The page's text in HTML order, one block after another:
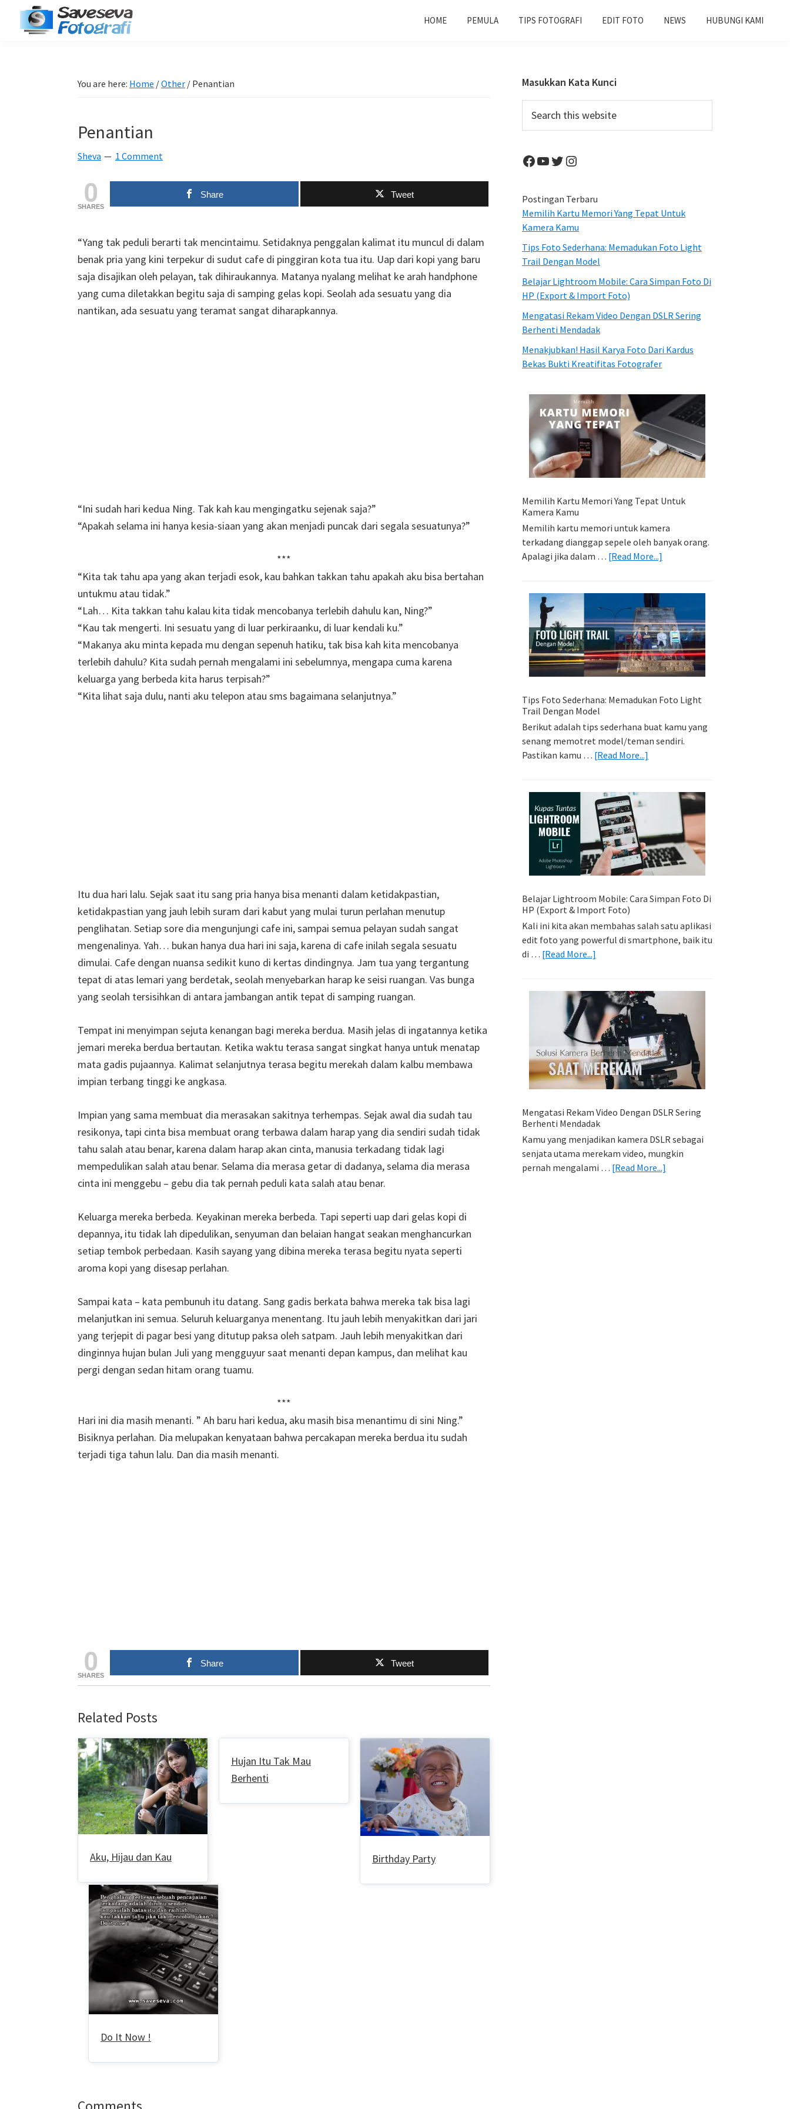
HOME PEMULA TIPS FOTOGRAFI EDIT FOTO NEWS HUBUNGI KAMI
You are here: Home /Other / Penantian
Penantian
Sheva 1 Comment
0
SHARES
Share Tweet
“Yang tak peduli berarti tak mencintaimu. Setidaknya penggalan kalimat itu muncul di dalam
benak pria yang kini terpekur di sudut cafe di pinggiran kota tua itu. Uap dari kopi yang baru
saja disajikan oleh pelayan, tak dihiraukannya. Matanya nyalang melihat ke arah handphone
yang cuma diletakkan begitu saja di samping gelas kopi. Seolah ada sesuatu yang dia
nantikan, ada sesuatu yang teramat sangat diharapkannya.
“Ini sudah hari kedua Ning. Tak kah kau mengingatku sejenak saja?”
“Apakah selama ini hanya kesia-siaan yang akan menjadi puncak dari segala sesuatunya?”
***
“Kita tak tahu apa yang akan terjadi esok, kau bahkan takkan tahu apakah aku bisa bertahan
untukmu atau tidak.”
“Lah… Kita takkan tahu kalau kita tidak mencobanya terlebih dahulu kan, Ning?”
“Kau tak mengerti. Ini sesuatu yang di luar perkiraanku, di luar kendali ku.”
“Makanya aku minta kepada mu dengan sepenuh hatiku, tak bisa kah kita mencobanya
terlebih dahulu? Kita sudah pernah mengalami ini sebelumnya, mengapa cuma karena
keluarga yang berbeda kita harus terpisah?”
“Kita lihat saja dulu, nanti aku telepon atau sms bagaimana selanjutnya.”
Itu dua hari lalu. Sejak saat itu sang pria hanya bisa menanti dalam ketidakpastian,
ketidakpastian yang jauh lebih suram dari kabut yang mulai turun perlahan menutup
penglihatan. Setiap sore dia mengunjungi cafe ini, sampai semua pelayan sudah sangat
mengenalinya. Yah… bukan hanya dua hari ini saja, karena di cafe inilah segala sesuatu
dimulai. Cafe dengan nuansa sedikit kuno di kertas dindingnya. Jam tua yang tergantung
tepat di atas lemari yang berdetak, seolah menyebarkan harap ke seisi ruangan. Vas bunga
yang seolah tersisihkan di antara jambangan antik tepat di samping ruangan.
Tempat ini menyimpan sejuta kenangan bagi mereka berdua. Masih jelas di ingatannya ketika
jemari mereka berdua bertautan. Ketika waktu terasa sangat singkat hanya untuk menatap
mata gadis pujaannya. Kalimat selanjutnya terasa begitu merekah dalam kalbu membawa
impian terbang tinggi ke angkasa.
Impian yang sama membuat dia merasakan sakitnya terhempas. Sejak awal dia sudah tau
resikonya, tapi cinta bisa membuat orang terbawa dalam harap yang dia sendiri sudah tidak
tahu salah atau benar, karena dalam harap akan cinta, manusia terkadang tidak lagi
mempedulikan salah atau benar. Selama dia merasa getar di dadanya, selama dia merasa
cinta ini menggebu – gebu dia tak pernah peduli kata salah atau benar.
Keluarga mereka berbeda. Keyakinan mereka berbeda. Tapi seperti uap dari gelas kopi di
depannya, itu tidak lah dipedulikan, senyuman dan belaian hangat seakan menghancurkan
setiap tembok perbedaan. Kasih sayang yang dibina mereka terasa begitu nyata seperti
aroma kopi yang disesap perlahan.
Sampai kata – kata pembunuh itu datang. Sang gadis berkata bahwa mereka tak bisa lagi
melanjutkan ini semua. Seluruh keluarganya menentang. Itu jauh lebih menyakitkan dari jari
yang terjepit di pagar besi yang ditutup paksa oleh satpam. Jauh lebih menyakitkan dari
dinginnya hujan bulan Juli yang mengguyur saat menanti depan kampus, dan melihat kau
pergi dengan sedan hitam orang tuamu.
***
Hari ini dia masih menanti. ” Ah baru hari kedua, aku masih bisa menantimu di sini Ning.”
Bisiknya perlahan. Dia melupakan kenyataan bahwa percakapan mereka berdua itu sudah
terjadi tiga tahun lalu. Dan dia masih menanti.
0
SHARES
Share Tweet
Related Posts
Aku, Hijau dan Kau
Hujan Itu Tak Mau
Berhenti
Birthday Party
Do It Now !
Primary
Sidebar
Masukkan Kata Kunci
this
Facebook
YouTube
Twitter
Instagram
Postingan Terbaru
Memilih Kartu Memori Yang Tepat Untuk
Kamera Kamu
Tips Foto Sederhana: Memadukan Foto Light
Trail Dengan Model
Belajar Lightroom Mobile: Cara Simpan Foto Di
HP (Export & Import Foto)
Mengatasi Rekam Video Dengan DSLR Sering
Berhenti Mendadak
Menakjubkan! Hasil Karya Foto Dari Kardus
Bekas Bukti Kreatifitas Fotografer
Memilih Kartu Memori Yang Tepat Untuk
Kamera Kamu
Memilih kartu memori untuk kamera
terkadang dianggap sepele oleh banyak orang.
Apalagi jika dalam … [Read More...]
Yang
Tepat
Untuk
Kamera
Kamu
Tips Foto Sederhana: Memadukan Foto Light
Trail Dengan Model
Berikut adalah tips sederhana buat kamu yang
senang memotret model/teman sendiri.
Pastikan kamu … [Read More...]
Sederhana:
Memadukan
Light
Trail
Dengan
Belajar Lightroom Mobile: Cara Simpan Foto Di
HP (Export & Import Foto)
Kali ini kita akan membahas salah satu aplikasi
edit foto yang powerful di smartphone, baik itu
di … [Read More...]
Mobile:
Cara
Simpan
Foto
Di
HP
(Export
Import
Foto)
Mengatasi Rekam Video Dengan DSLR Sering
Berhenti Mendadak
Kamu yang menjadikan kamera DSLR sebagai
senjata utama merekam video, mungkin
pernah mengalami … [Read More...]